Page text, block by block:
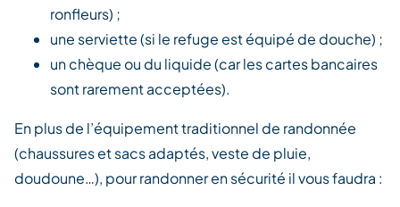
ronfleurs) ;
une serviette (si le refuge est équipé de douche) ;
un chèque ou du liquide (car les cartes bancaires
sont rarement acceptées).
En plus de l’équipement traditionnel de randonnée
(chaussures et sacs adaptés, veste de pluie,
doudoune…), pour randonner en sécurité il vous faudra :